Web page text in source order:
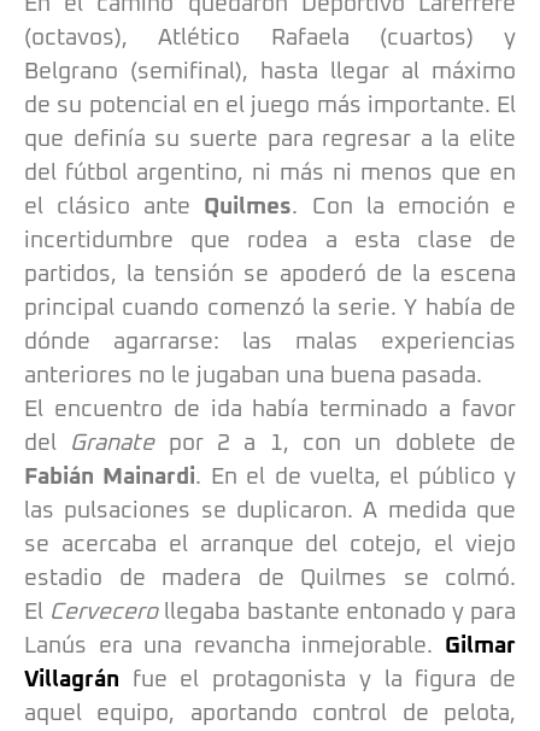
En el camino quedaron Deportivo Laferrere
(octavos), Atlético Rafaela (cuartos) y
Belgrano (semifinal), hasta llegar al máximo
de su potencial en el juego más importante. El
que definía su suerte para regresar a la elite
del fútbol argentino, ni más ni menos que en
el clásico ante Quilmes. Con la emoción e
incertidumbre que rodea a esta clase de
partidos, la tensión se apoderó de la escena
principal cuando comenzó la serie. Y había de
dónde agarrarse: las malas experiencias
anteriores no le jugaban una buena pasada.
El encuentro de ida había terminado a favor
del Granatepor 2 a 1, con un doblete de
Fabián Mainardi. En el de vuelta, el público y
las pulsaciones se duplicaron. A medida que
se acercaba el arranque del cotejo, el viejo
estadio de madera de Quilmes se colmó.
El Cervecerollegaba bastante entonado y para
Lanús era una revancha inmejorable. Gilmar
Villagrán fue el protagonista y la figura de
aquel equipo, aportando control de pelota,